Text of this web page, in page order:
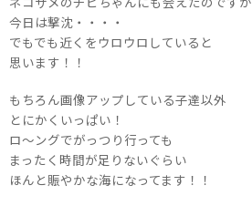
今日は撃沈・・・・
でもでも近くをウロウロしていると
思います！！
もちろん画像アップしている子達以外
とにかくいっぱい！
ロ～ングでがっつり行っても
まったく時間が足りないぐらい
ほんと賑やかな海になってます！！